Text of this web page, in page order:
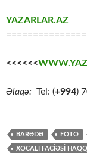
YAZARLAR.AZ
<<<<<<
Əlaqə: Tel: (+994)
BARƏDƏ FOTO
XOCALI FACİƏSİ